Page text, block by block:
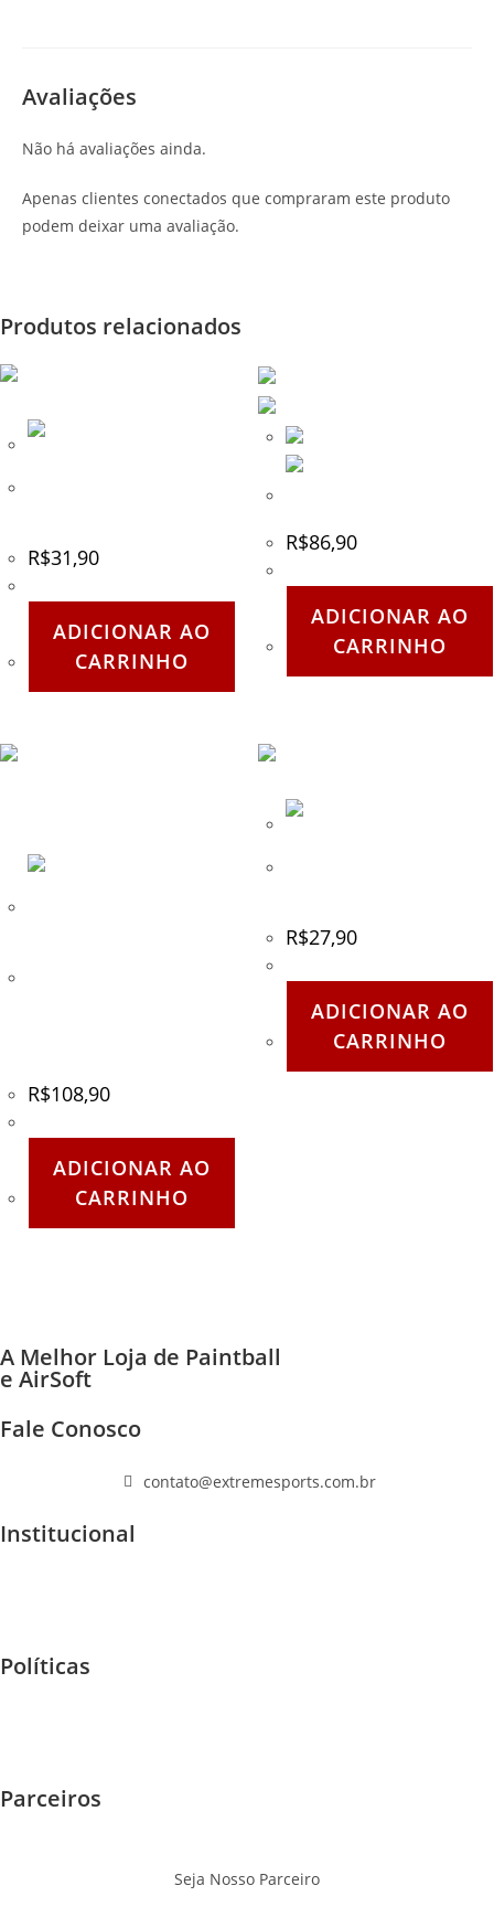
Avaliações
Não há avaliações ainda.
Apenas clientes conectados que compraram este produto
podem deixar uma avaliação.
Produtos relacionados
R$31,90
ADICIONAR AO
CARRINHO
R$86,90
ADICIONAR AO
CARRINHO
R$108,90
ADICIONAR AO
CARRINHO
R$27,90
ADICIONAR AO
CARRINHO
A Melhor Loja de Paintball
e AirSoft
Fale Conosco
contato@extremesports.com.br
Institucional
Políticas
Parceiros
Seja Nosso Parceiro